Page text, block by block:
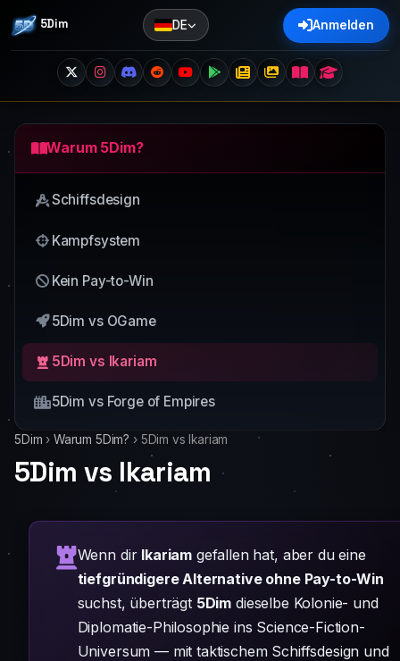
5Dim DE Anmelden
Warum 5Dim?
Schiffsdesign
Kampfsystem
Kein Pay-to-Win
5Dim vs OGame
5Dim vs Ikariam
5Dim vs Forge of Empires
5Dim › Warum 5Dim? › 5Dim vs Ikariam
5Dim vs Ikariam
Wenn dir Ikariam gefallen hat, aber du eine
tiefgründigere Alternative ohne Pay-to-Win
suchst, überträgt 5Dim dieselbe Kolonie- und
Diplomatie-Philosophie ins Science-Fiction-
Universum — mit taktischem Schiffsdesign und